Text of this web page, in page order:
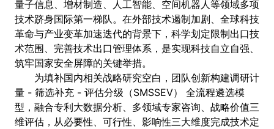
量子信息、增材制造、人工智能、空间机器人等领域多项
技术跻身国际第一梯队。在外部技术遏制加剧、全球科技
革命与产业变革加速迭代的背景下，科学划定限制出口技
术范围、完善技术出口管理体系，是实现科技自立自强、
筑牢国家安全屏障的关键举措。
为填补国内相关战略研究空白，团队创新构建调研计
量 - 筛选补充 - 评估分级（SMSSEV）
全流程遴选模
型，融合专利大数据分析、多领域专家咨询、战略价值三
维评估，从必要性、可行性、影响性三大维度完成技术定